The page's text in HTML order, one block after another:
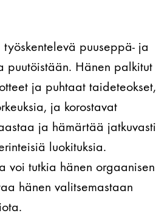
puuseppä- ja
puutöistään. Hänen palkitut
ja puhtaat taideteokset,
ja korostavat
ja hämärtää jatkuvasti
luokituksia.
voi tutkia hänen orgaanisen
hänen valitsemastaan